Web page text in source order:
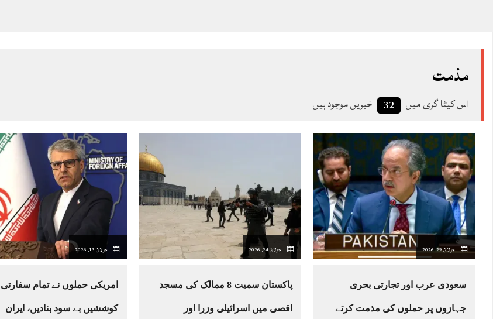
مذمت
اس کیٹا گری میں 32 خبریں موجود ہیں
11:00
39°C
12:00
41°C 42°C 43°C
15:00
44°C
16:00
43°C
17:00
43°C
18:00
42°C
19:00
42°C
20:00
41°C
21:00
40°C 39°C
23:00
39°Cجولائ 29, 2026
سعودی عرب اور تجارتی بحری
جہازوں پر حملوں کی مذمت کرتے
جولائ 24, 2026
پاکستان سمیت 8 ممالک کی مسجد
اقصی میں اسرائیلی وزرا اور
جولائ 13, 2026
امریکی حملوں نے تمام سفارتی
کوششیں بے سود بنادیں، ایران